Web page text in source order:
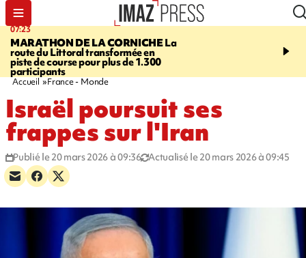
07:23
MARATHON DE LA CORNICHELa
route du Littoral transformée en
piste de course pour plus de 1.300
participants
08:37
braderie de l'océan
Accueil France - Monde
Israël poursuit ses
frappes sur l'Iran
Publié le 20 mars 2026 à 09:36 Actualisé le 20 mars 2026 à 09:45